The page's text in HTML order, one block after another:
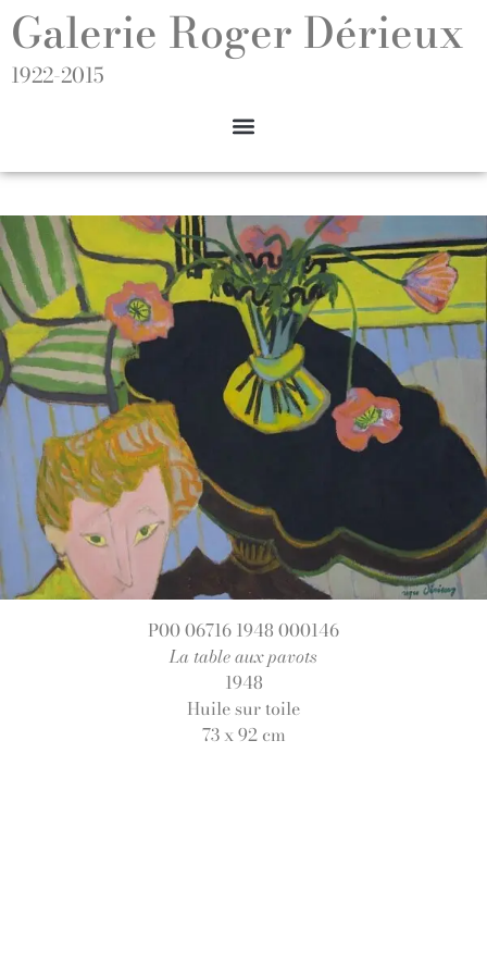
Galerie Roger Dérieux
1922-2015
P00 06716 1948 000146
La table aux pavots
1948
Huile sur toile
73 x 92 cm